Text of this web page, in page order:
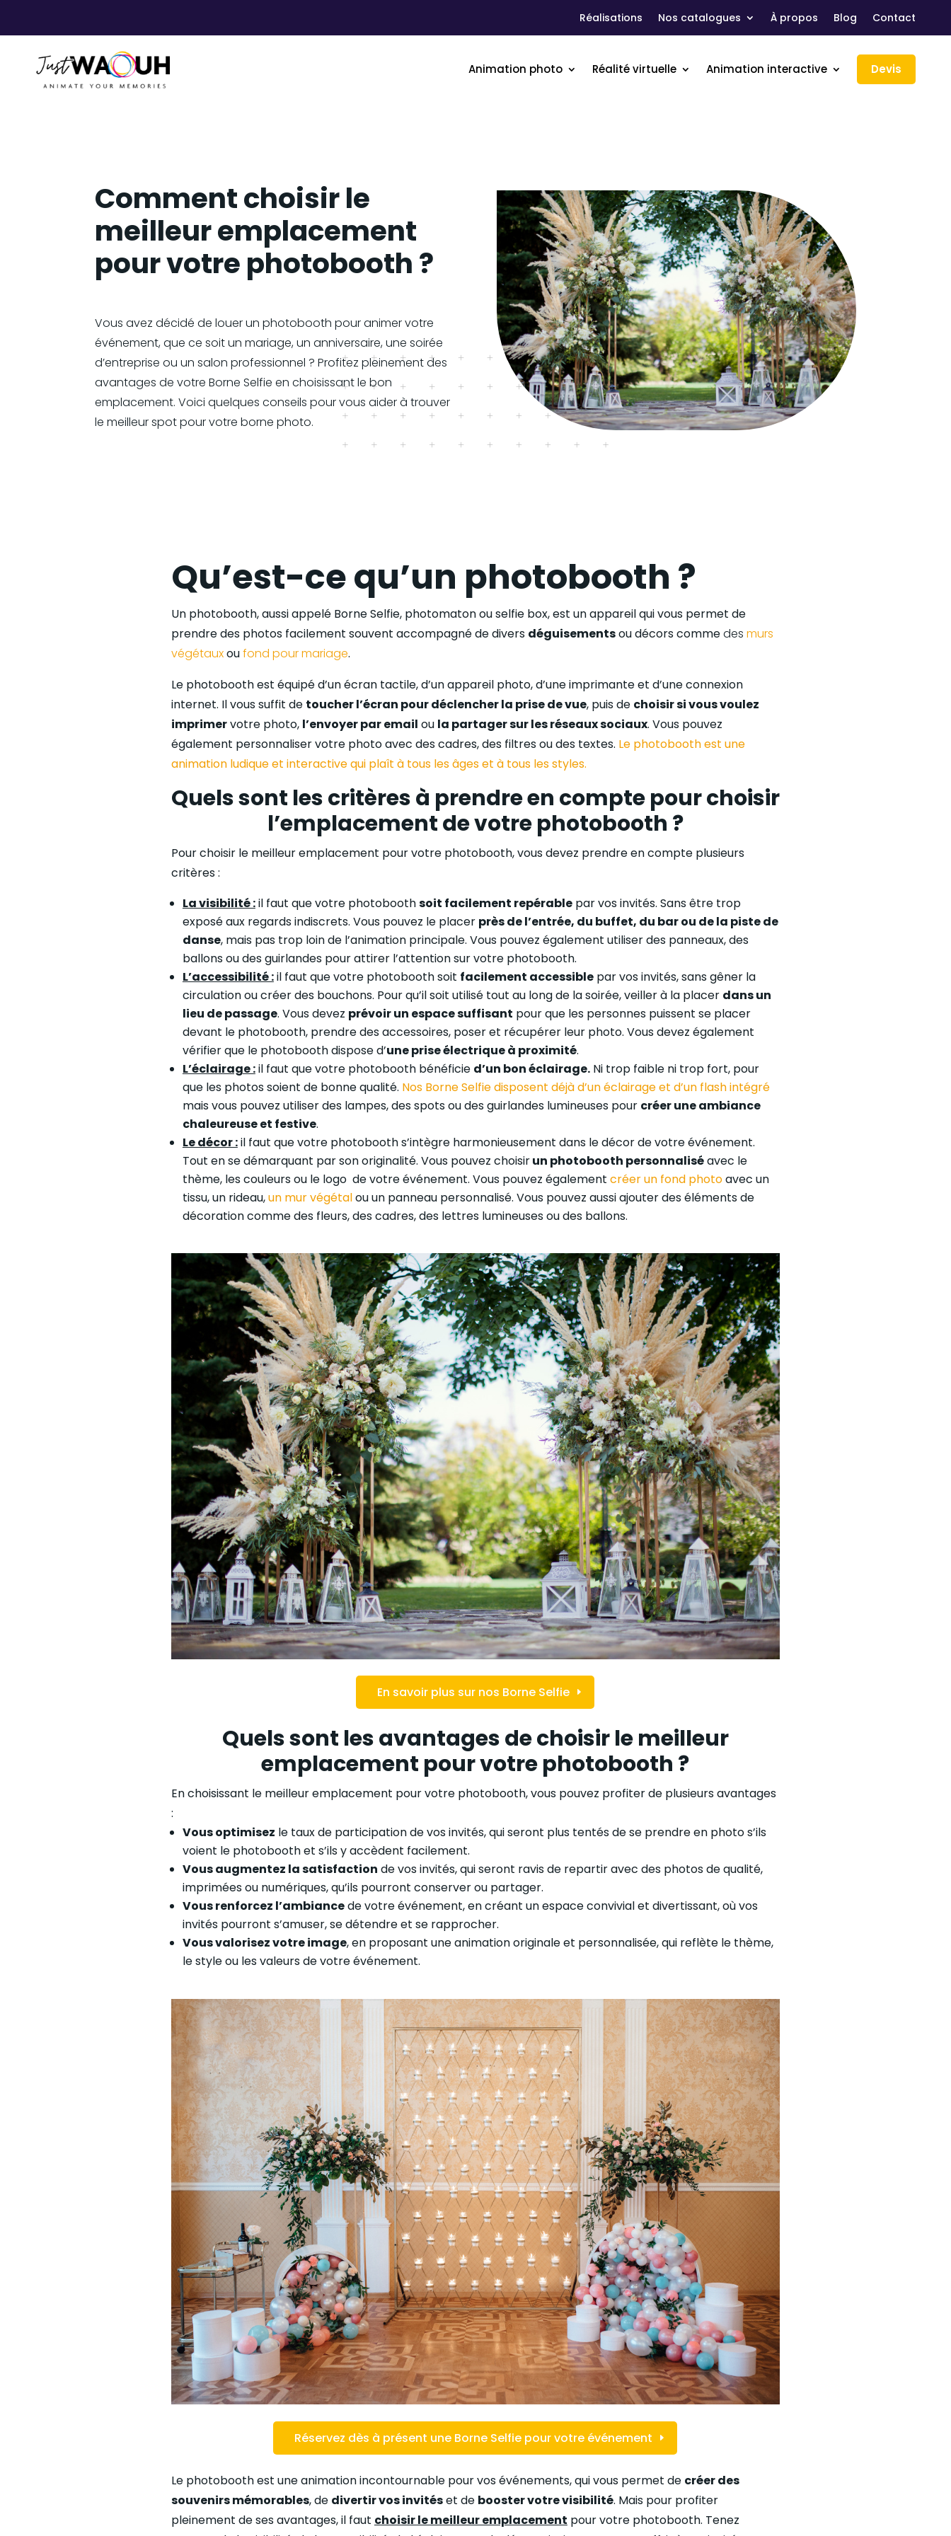
Réalisations Nos catalogues À propos Blog Contact
Animation photo Réalité virtuelle Animation interactive Devis
Comment choisir le
meilleur emplacement
pour votre photobooth ?
Vous avez décidé de louer un photobooth pour animer votre
événement, que ce soit un mariage, un anniversaire, une soirée
d’entreprise ou un salon professionnel ? Profitez pleinement des
avantages de votre Borne Selfie en choisissant le bon
emplacement. Voici quelques conseils pour vous aider à trouver
le meilleur spot pour votre borne photo.
Qu’est-ce qu’un photobooth ?
Un photobooth, aussi appelé Borne Selfie, photomaton ou selfie box, est un appareil qui vous permet de
prendre des photos facilement souvent accompagné de divers déguisementsou décors commedes murs
végétauxoufond pour mariage.
Le photobooth est équipé d’un écran tactile, d’un appareil photo, d’une imprimante et d’une connexion
internet. Il vous suffit de toucher l’écran pour déclencher la prise de vue, puis de choisir si vous voulez
imprimervotre photo, l’envoyer par email ou la partager sur les réseaux sociaux. Vous pouvez
également personnaliser votre photo avec des cadres, des filtres ou des textes. Le photobooth est une
animation ludique et interactive qui plaît à tous les âges et à tous les styles.
Quels sont les critères à prendre en compte pour choisir
l’emplacement de votre photobooth ?
Pour choisir le meilleur emplacement pour votre photobooth, vous devez prendre en compte plusieurs
critères :
La visibilité :il faut que votre photoboothsoit facilement repérablepar vos invités. Sans être trop
exposé aux regards indiscrets. Vous pouvez le placer près de l’entrée, du buffet, du bar ou de la piste de
danse, mais pas trop loin de l’animation principale. Vous pouvez également utiliser des panneaux, des
ballons ou des guirlandes pour attirer l’attention sur votre photobooth.
L’accessibilité :il faut que votre photobooth soit facilement accessiblepar vos invités, sans gêner la
circulation ou créer des bouchons. Pour qu’il soit utilisé tout au long de la soirée, veiller à la placer dans un
lieu de passage. Vous devez prévoir un espace suffisant pour que les personnes puissent se placer
devant le photobooth, prendre des accessoires, poser et récupérer leur photo. Vous devez également
vérifier que le photobooth dispose d’une prise électrique à proximité.
L’éclairage :il faut que votre photobooth bénéficie d’un bon éclairage.Ni trop faible ni trop fort, pour
que les photos soient de bonne qualité. Nos Borne Selfie disposent déjà d’un éclairage et d’un flash intégré
mais vous pouvez utiliser des lampes, des spots ou des guirlandes lumineuses pour créer une ambiance
chaleureuse et festive.
Le décor :il faut que votre photobooth s’intègre harmonieusement dans le décor de votre événement.
Tout en se démarquant par son originalité. Vous pouvez choisirun photobooth personnaliséavec le
thème, les couleurs ou le logo de votre événement. Vous pouvez également créer un fond photoavec un
tissu, un rideau,un mur végétalou un panneau personnalisé. Vous pouvez aussi ajouter des éléments de
décoration comme des fleurs, des cadres, des lettres lumineuses ou des ballons.
En savoir plus sur nos Borne Selfie
Quels sont les avantages de choisir le meilleur
emplacement pour votre photobooth ?
En choisissant le meilleur emplacement pour votre photobooth, vous pouvez profiter de plusieurs avantages
:
Vous optimisez le taux de participation de vos invités, qui seront plus tentés de se prendre en photo s’ils
voient le photobooth et s’ils y accèdent facilement.
Vous augmentez la satisfaction de vos invités, qui seront ravis de repartir avec des photos de qualité,
imprimées ou numériques, qu’ils pourront conserver ou partager.
Vous renforcez l’ambiancede votre événement, en créant un espace convivial et divertissant, où vos
invités pourront s’amuser, se détendre et se rapprocher.
Vous valorisez votre image, en proposant une animation originale et personnalisée, qui reflète le thème,
le style ou les valeurs de votre événement.
Réservez dès à présent une Borne Selfie pour votre événement
Le photobooth est une animation incontournable pour vos événements, qui vous permet de créer des
souvenirs mémorables, de divertir vos invitéset de booster votre visibilité. Mais pour profiter
pleinement de ses avantages, il faut choisir le meilleur emplacement pour votre photobooth. Tenez